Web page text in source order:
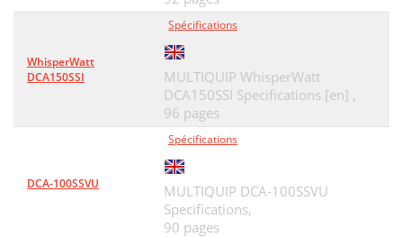
WhisperWatt
DCA150SSI
Spécifications
MULTIQUIP WhisperWatt
DCA150SSI Specifications [en] ,
96 pages
DCA-100SSVU
Spécifications
MULTIQUIP DCA-100SSVU
Specifications,
90 pages